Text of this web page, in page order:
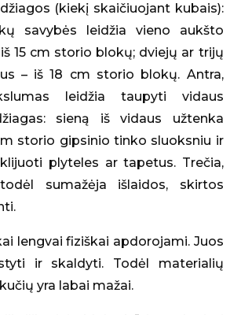
(kiekį skaičiuojant kubais):
savybės leidžia vieno aukšto
15 cm storio blokų; dviejų ar trijų
– iš 18 cm storio blokų. Antra,
leidžia taupyti vidaus
sieną iš vidaus užtenka
storio gipsinio tinko sluoksniu ir
plyteles ar tapetus. Trečia,
sumažėja išlaidos, skirtos
lengvai fiziškai apdorojami. Juos
ir skaldyti. Todėl materialių
yra labai mažai.